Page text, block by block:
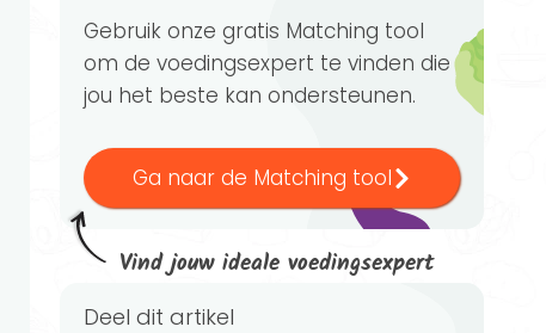
Gebruik onze gratis Matching tool
om de voedingsexpert te vinden die
jou het beste kan ondersteunen.
Ga naar de Matching tool
Vind jouw ideale voedingsexpert
Deel dit artikel